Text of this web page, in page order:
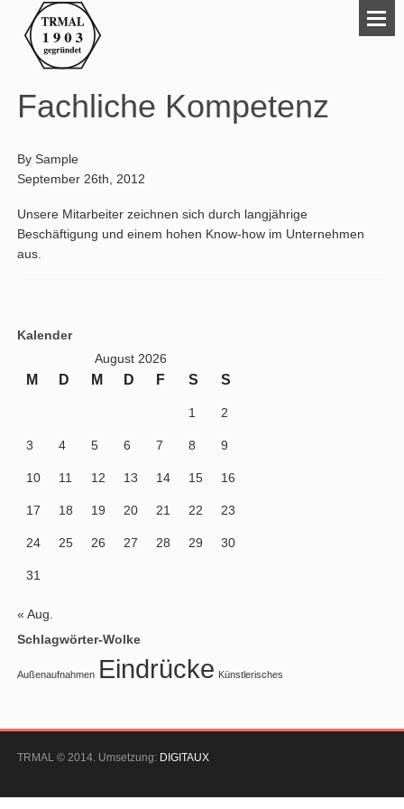
Fachliche Kompetenz
BySample
September 26th, 2012
Unsere Mitarbeiter zeichnen sich durch langjährige
Beschäftigung und einem hohen Know-how im Unternehmen
aus.
Kalender
August 2026
M D M D F S S
1 2
3 4 5 6 7 8 9
10 11 12 13 14 15 16
17 18 19 20 21 22 23
24 25 26 27 28 29 30
31
« Aug.
Schlagwörter-Wolke
Außenaufnahmen Eindrücke Künstlerisches
TRMAL © 2014. Umsetzung: DIGITAUX